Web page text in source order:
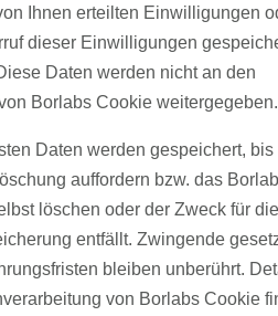
Ihnen erteilten Einwilligungen
dieser Einwilligungen
Daten werden nicht an den
Borlabs Cookie weitergegeben.
Daten werden gespeichert, bis
auffordern bzw. das
löschen oder der Zweck für die
entfällt. Zwingende
bleiben unberührt.
von Borlabs Cookie